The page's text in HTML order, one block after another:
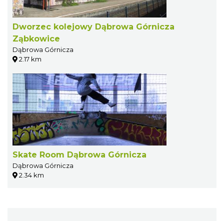
Dworzec kolejowy Dąbrowa Górnicza
Ząbkowice
Dąbrowa Górnicza
2.17 km
Skate Room Dąbrowa Górnicza
Dąbrowa Górnicza
2.34 km